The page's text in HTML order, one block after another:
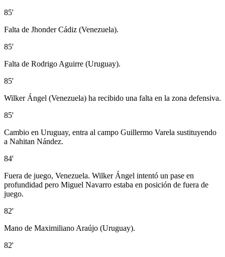
85'
Falta de Jhonder Cádiz (Venezuela).
85'
Falta de Rodrigo Aguirre (Uruguay).
85'
Wilker Ángel (Venezuela) ha recibido una falta en la zona defensiva.
85'
Cambio en Uruguay, entra al campo Guillermo Varela sustituyendo
a Nahitan Nández.
84'
Fuera de juego, Venezuela. Wilker Ángel intentó un pase en
profundidad pero Miguel Navarro estaba en posición de fuera de
juego.
82'
Mano de Maximiliano Araújo (Uruguay).
82'